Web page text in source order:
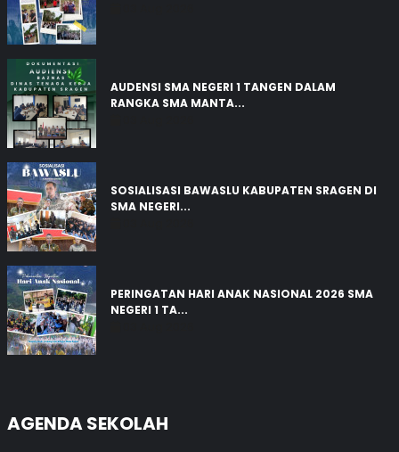
AUDENSI SMA NEGERI 1 TANGEN DALAM
RANGKA SMA MANTA...
SOSIALISASI BAWASLU KABUPATEN SRAGEN DI
SMA NEGERI...
PERINGATAN HARI ANAK NASIONAL 2026 SMA
NEGERI 1 TA...
AGENDA SEKOLAH